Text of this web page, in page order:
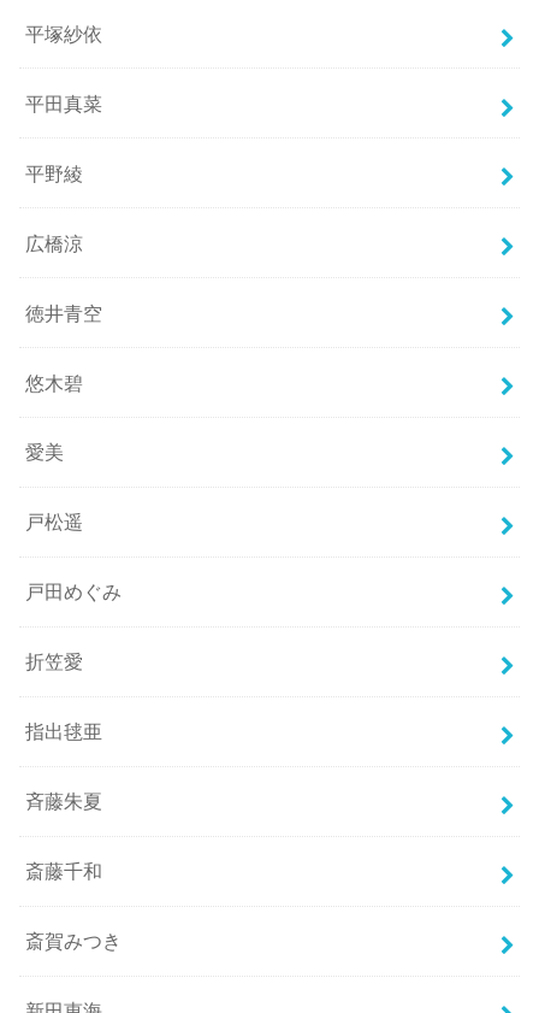
平塚紗依
平田真菜
平野綾
広橋涼
徳井青空
悠木碧
愛美
戸松遥
戸田めぐみ
折笠愛
指出毬亜
斉藤朱夏
斎藤千和
斎賀みつき